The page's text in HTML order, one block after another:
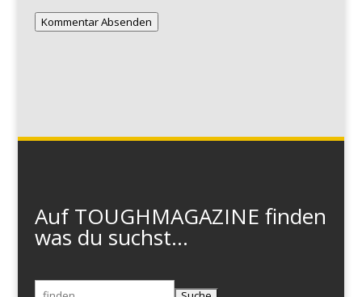
Kommentar Absenden
Auf TOUGHMAGAZINE finden
was du suchst...
Suchen